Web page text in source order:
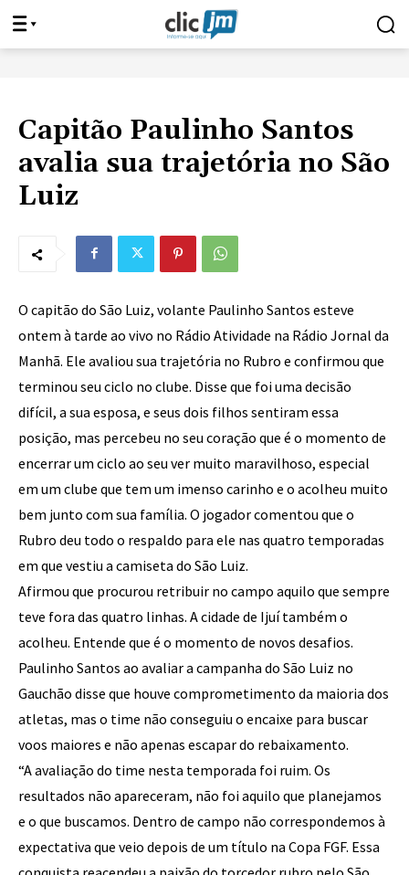
Capitão Paulinho Santos
avalia sua trajetória no São
Luiz
O capitão do São Luiz, volante Paulinho Santos esteve
ontem à tarde ao vivo no Rádio Atividade na Rádio Jornal da
Manhã. Ele avaliou sua trajetória no Rubro e confirmou que
terminou seu ciclo no clube. Disse que foi uma decisão
difícil, a sua esposa, e seus dois filhos sentiram essa
posição, mas percebeu no seu coração que é o momento de
encerrar um ciclo ao seu ver muito maravilhoso, especial
em um clube que tem um imenso carinho e o acolheu muito
bem junto com sua família. O jogador comentou que o
Rubro deu todo o respaldo para ele nas quatro temporadas
em que vestiu a camiseta do São Luiz.
Afirmou que procurou retribuir no campo aquilo que sempre
teve fora das quatro linhas. A cidade de Ijuí também o
acolheu. Entende que é o momento de novos desafios.
Paulinho Santos ao avaliar a campanha do São Luiz no
Gauchão disse que houve comprometimento da maioria dos
atletas, mas o time não conseguiu o encaixe para buscar
voos maiores e não apenas escapar do rebaixamento.
“A avaliação do time nesta temporada foi ruim. Os
resultados não apareceram, não foi aquilo que planejamos
e o que buscamos. Dentro de campo não correspondemos à
expectativa que veio depois de um título na Copa FGF. Essa